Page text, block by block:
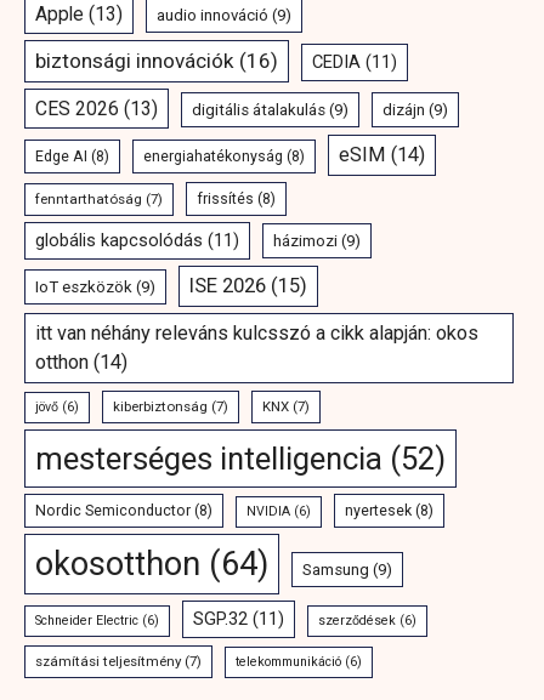
Apple (13) audio innováció (9)
biztonsági innovációk (16) CEDIA (11)
CES 2026 (13) digitális átalakulás (9) dizájn (9)
Edge AI (8) energiahatékonyság (8) eSIM (14)
fenntarthatóság (7) frissítés (8)
globális kapcsolódás (11) házimozi (9)
IoT eszközök (9) ISE 2026 (15)
itt van néhány releváns kulcsszó a cikk alapján: okos
otthon (14)
jövő (6) kiberbiztonság (7) KNX (7)
mesterséges intelligencia (52)
Nordic Semiconductor (8) NVIDIA (6) nyertesek (8)
okosotthon (64) Samsung (9)
Schneider Electric (6) SGP.32 (11) szerződések (6)
számítási teljesítmény(7) telekommunikáció (6)